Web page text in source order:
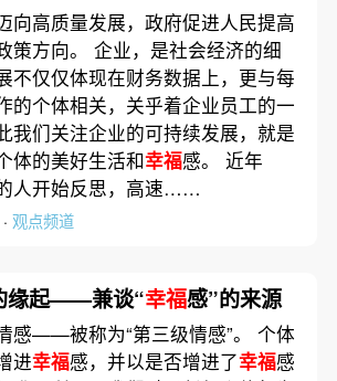
向高质量发展，政府促进人民提高
策方向。 企业，是社会经济的细
不仅仅体现在财务数据上，更与每
的个体相关，关乎着企业员工的一
我们关注企业的可持续发展，就是
体的美好生活和幸福感。 近年
人开始反思，高速……
观点频道
缘起——兼谈“幸福感”的来源
感——被称为“第三级情感”。 个体
进幸福感，并以是否增进了幸福感